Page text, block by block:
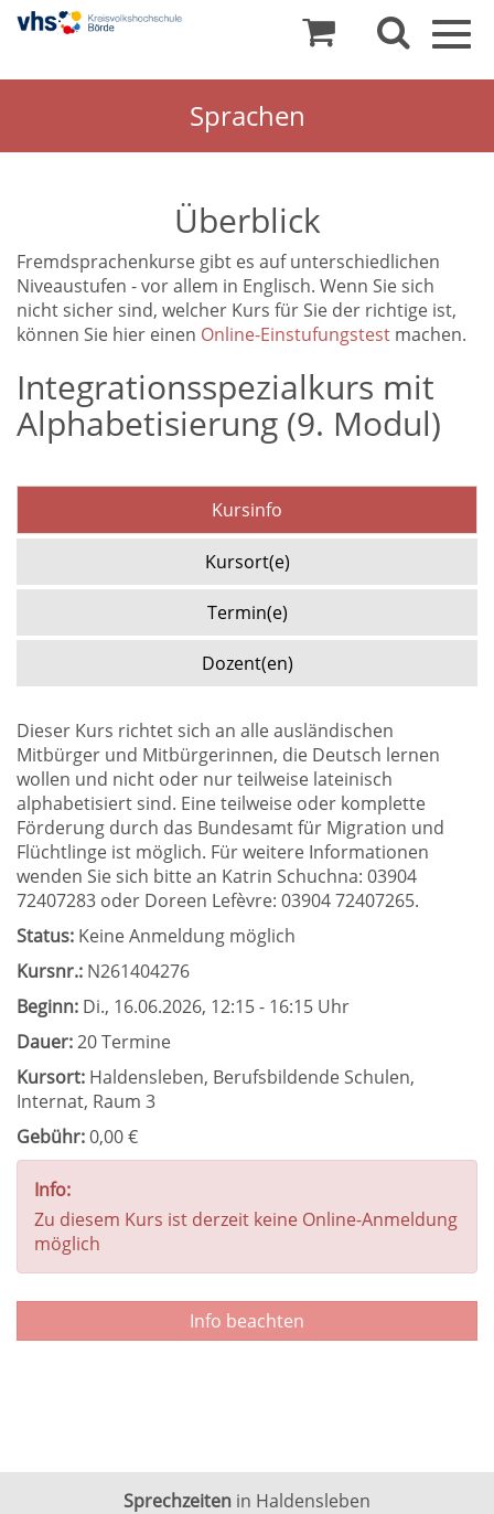
Sprachen
Überblick
Fremdsprachenkurse gibt es auf unterschiedlichen
Niveaustufen - vor allem in Englisch. Wenn Sie sich
nicht sicher sind, welcher Kurs für Sie der richtige ist,
können Sie hier einen Online-Einstufungstest machen.
Integrationsspezialkurs mit
Alphabetisierung (9. Modul)
Kursinfo
Kursort(e)
Termin(e)
Dozent(en)
Dieser Kurs richtet sich an alle ausländischen
Mitbürger und Mitbürgerinnen, die Deutsch lernen
wollen und nicht oder nur teilweise lateinisch
alphabetisiert sind. Eine teilweise oder komplette
Förderung durch das Bundesamt für Migration und
Flüchtlinge ist möglich. Für weitere Informationen
wenden Sie sich bitte an Katrin Schuchna: 03904
72407283 oder Doreen Lefèvre: 03904 72407265.
Status: Keine Anmeldung möglich
Kursnr.: N261404276
Beginn: Di., 16.06.2026, 12:15 - 16:15 Uhr
Dauer:20 Termine
Kursort: Haldensleben, Berufsbildende Schulen,
Internat, Raum 3
Gebühr:0,00 €
Info:
Zu diesem Kurs ist derzeit keine Online-Anmeldung
möglich
Info beachten
Sprechzeiten in Haldensleben